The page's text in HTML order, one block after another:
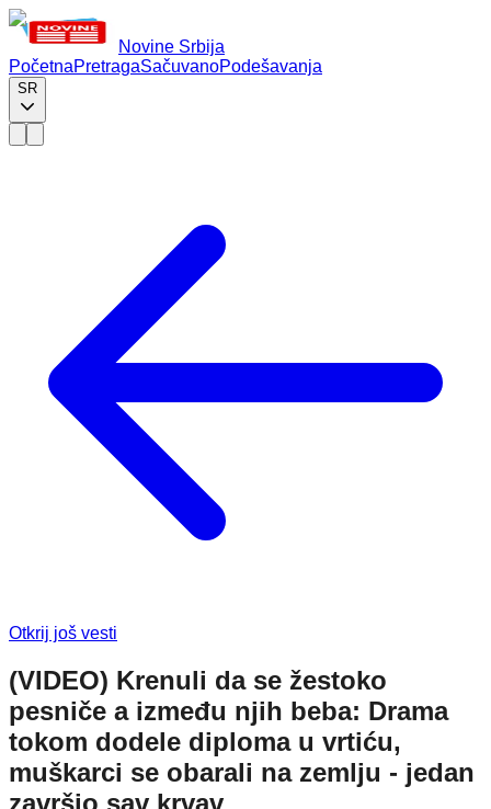
Novine Srbija
PočetnaPretragaSačuvanoPodešavanja
SR
Otkrij još vesti
(VIDEO) Krenuli da se žestoko
pesniče a između njih beba: Drama
tokom dodele diploma u vrtiću,
muškarci se obarali na zemlju - jedan
završio sav krvav